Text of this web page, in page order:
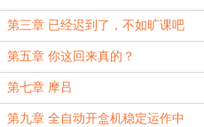
第三章 已经迟到了，不如旷课吧
第五章 你这回来真的？
第七章 摩吕
第九章 全自动开盒机稳定运作中